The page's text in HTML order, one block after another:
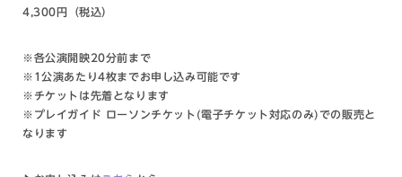
4,300円（税込）
※各公演開映20分前まで
※1公演あたり4枚までお申し込み可能です
※チケットは先着となります
※プレイガイド ローソンチケット(電子チケット対応のみ)での販売と
なります